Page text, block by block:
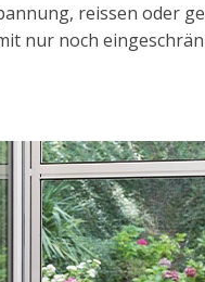
reissen oder
nur noch